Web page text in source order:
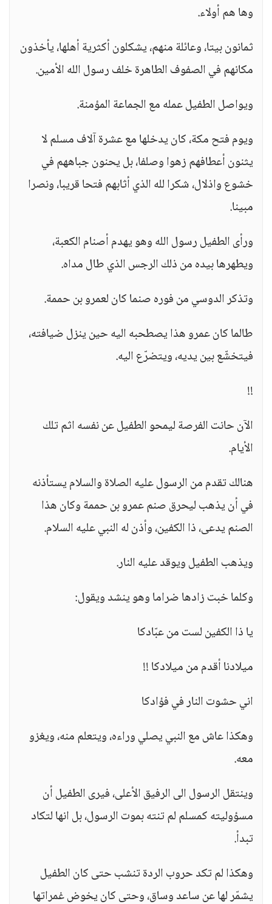
وها هم أولاء.
ثمانون بيتا، وعائلة منهم، يشكلون أكثرية أهلها، يأخذون
مكانهم في الصفوف الطاهرة خلف رسول الله الأمين.
ويواصل الطفيل عمله مع الجماعة المؤمنة.
ويوم فتح مكة، كان يدخلها مع عشرة آلاف مسلم لا
يثنون أعطافهم زهوا وصلفا، بل يحنون جباههم في
خشوع واذلال، شكرا لله الذي أثابهم فتحا قريبا، ونصرا
مبينا.
ورأى الطفيل رسول الله وهو يهدم أصنام الكعبة،
ويطهرها بيده من ذلك الرجس الذي طال مداه.
وتذكر الدوسي من فوره صنما كان لعمرو بن حممة.
طالما كان عمرو هذا يصطحبه اليه حين ينزل ضيافته،
فيتخشّع بين يديه، ويتضرّع اليه.
!!
الآن حانت الفرصة ليمحو الطفيل عن نفسه اثم تلك
الأيام.
هنالك تقدم من الرسول عليه الصلاة والسلام يستأذنه
في أن يذهب ليحرق صنم عمرو بن حممة وكان هذا
الصنم يدعى، ذا الكفين، وأذن له النبي عليه السلام.
ويذهب الطفيل ويوقد عليه النار.
وكلما خبت زادها ضراما وهو ينشد ويقول:
يا ذا الكفين لست من عبّادكا
ميلادنا أقدم من ميلادكا !!
اني حشوت النار في فؤادكا
وهكذا عاش مع النبي يصلي وراءه، ويتعلم منه، ويغزو
معه.
وينتقل الرسول الى الرفيق الأعلى، فيرى الطفيل أن
مسؤوليته كمسلم لم تنته بموت الرسول، بل انها لتكاد
تبدأ.
وهكذا لم تكد حروب الردة تنشب حتى كان الطفيل
يشمّر لها عن ساعد وساق، وحتى كان يخوض غمراتها